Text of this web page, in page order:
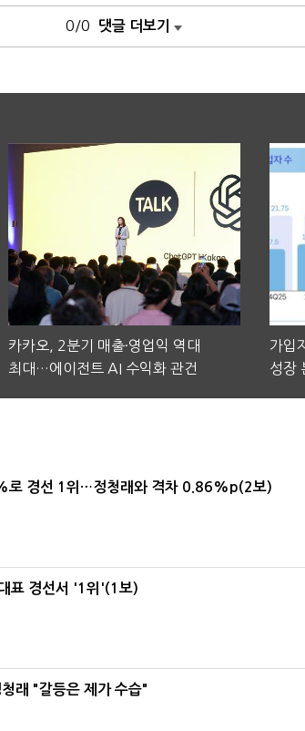
0/0 댓글 더보기
카카오, 2분기 매출·영업익 역대
최대…에이전트 AI 수익화 관건
가입
성장
로 경선 1위…정청래와 격차 0.86%p(2보)
표 경선서 '1위'(1보)
래 "갈등은 제가 수습"